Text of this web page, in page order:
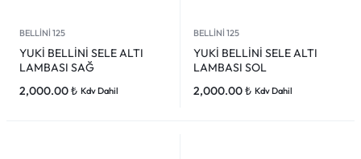
BELLİNİ 125
YUKİ BELLİNİ SELE ALTI
LAMBASI SAĞ
2,000.00₺ Kdv Dahil
BELLİNİ 125
YUKİ BELLİNİ SELE ALTI
LAMBASI SOL
2,000.00₺ Kdv Dahil